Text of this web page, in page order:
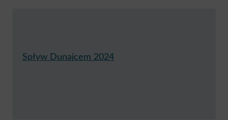
Spływ Dunajcem 2024